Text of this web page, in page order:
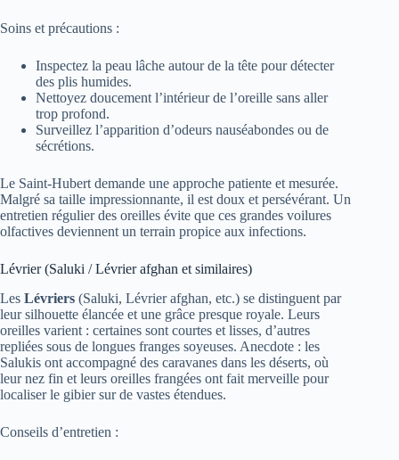
Soins et précautions :
Inspectez la peau lâche autour de la tête pour détecter
des plis humides.
Nettoyez doucement l’intérieur de l’oreille sans aller
trop profond.
Surveillez l’apparition d’odeurs nauséabondes ou de
sécrétions.
Le Saint-Hubert demande une approche patiente et mesurée.
Malgré sa taille impressionnante, il est doux et persévérant. Un
entretien régulier des oreilles évite que ces grandes voilures
olfactives deviennent un terrain propice aux infections.
Lévrier (Saluki / Lévrier afghan et similaires)
Les Lévriers (Saluki, Lévrier afghan, etc.) se distinguent par
leur silhouette élancée et une grâce presque royale. Leurs
oreilles varient : certaines sont courtes et lisses, d’autres
repliées sous de longues franges soyeuses. Anecdote : les
Salukis ont accompagné des caravanes dans les déserts, où
leur nez fin et leurs oreilles frangées ont fait merveille pour
localiser le gibier sur de vastes étendues.
Conseils d’entretien :